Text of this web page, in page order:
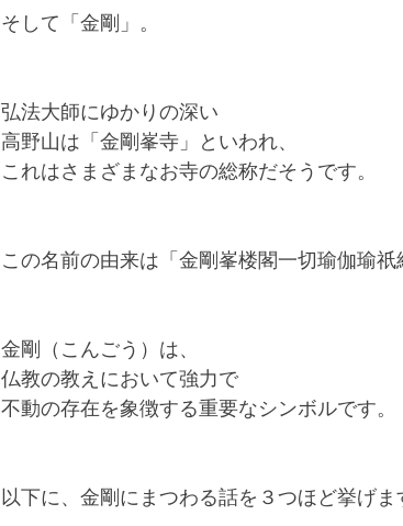
そして「金剛」。
弘法大師にゆかりの深い
高野山は「金剛峯寺」といわれ、
これはさまざまなお寺の総称だそうです。
この名前の由来は「金剛峯楼閣一切瑜伽瑜祇
金剛（こんごう）は、
仏教の教えにおいて強力で
不動の存在を象徴する重要なシンボルです。
以下に、金剛にまつわる話を３つほど挙げま